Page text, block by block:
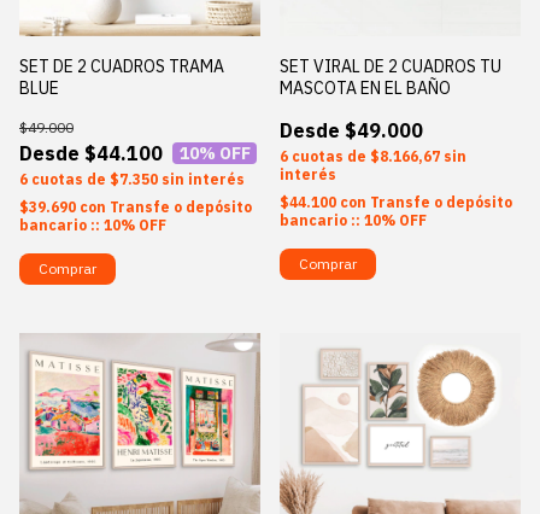
SET DE 2 CUADROS TRAMA
BLUE
$44.100
$49.000
10% OFF
6 $7.350 sin interés
$39.690 con Transfe o depósito
bancario :: 10% OFF
Comprar
SET VIRAL DE 2 CUADROS TU
MASCOTA EN EL BAÑO
$49.000
6 $8.166,67 sin
interés
$44.100 con Transfe o depósito
bancario :: 10% OFF
Comprar